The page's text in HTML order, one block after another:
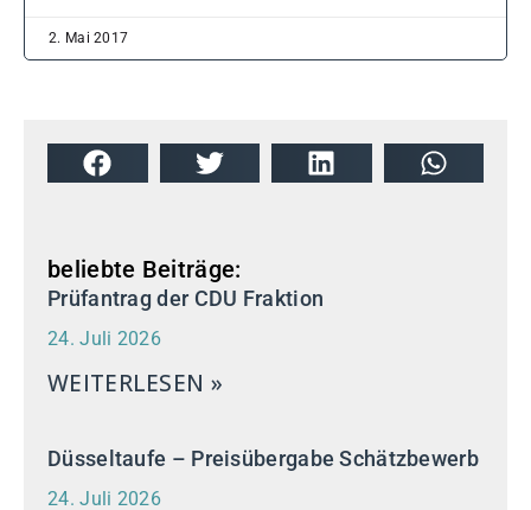
2. Mai 2017
beliebte Beiträge:
Prüfantrag der CDU Fraktion
24. Juli 2026
WEITERLESEN »
Düsseltaufe – Preisübergabe Schätzbewerb
24. Juli 2026